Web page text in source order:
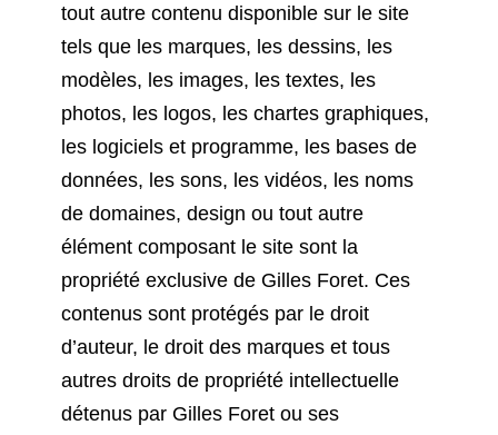
tout autre contenu disponible sur le site
tels que les marques, les dessins, les
modèles, les images, les textes, les
photos, les logos, les chartes graphiques,
les logiciels et programme, les bases de
données, les sons, les vidéos, les noms
de domaines, design ou tout autre
élément composant le site sont la
propriété exclusive de Gilles Foret. Ces
contenus sont protégés par le droit
d’auteur, le droit des marques et tous
autres droits de propriété intellectuelle
détenus par Gilles Foret ou ses